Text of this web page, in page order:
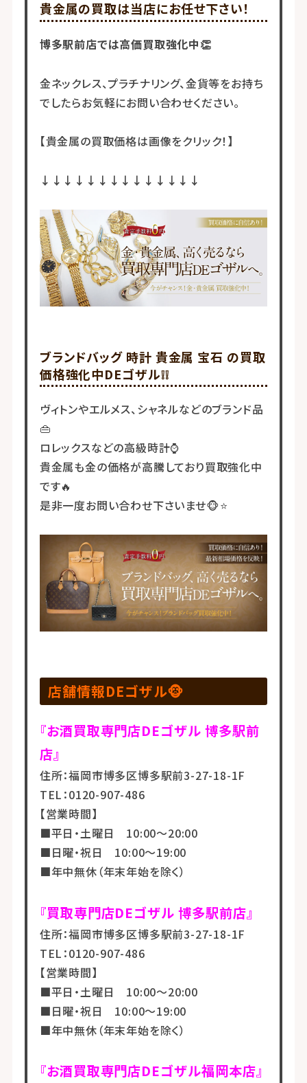
貴金属の買取は当店にお任せ下さい！
博多駅前店では高価買取強化中👏
金ネックレス、プラチナリング、金貨等をお持ち
でしたらお気軽にお問い合わせください。
【貴金属の買取価格は画像をクリック！】
↓↓↓↓↓↓↓↓↓↓↓↓↓↓
ブランドバッグ 時計 貴金属 宝石 の買取
価格強化中DEゴザル❕❕
ヴィトンやエルメス、シャネルなどのブランド品
👜
ロレックスなどの高級時計⌚
貴金属も金の価格が高騰しており買取強化中
です🔥
是非一度お問い合わせ下さいませ🐵⭐
店舗情報DEゴザル🐵
『お酒買取専門店DEゴザル 博多駅前
店』
住所：福岡市博多区博多駅前3-27-18-1F
TEL：0120-907-486
【営業時間】
■平日・土曜日 10:00～20:00
■日曜・祝日 10:00～19:00
■年中無休（年末年始を除く）
『買取専門店DEゴザル 博多駅前店』
住所：福岡市博多区博多駅前3-27-18-1F
TEL：0120-907-486
【営業時間】
■平日・土曜日 10:00～20:00
■日曜・祝日 10:00～19:00
■年中無休（年末年始を除く）
『お酒買取専門店DEゴザル福岡本店』